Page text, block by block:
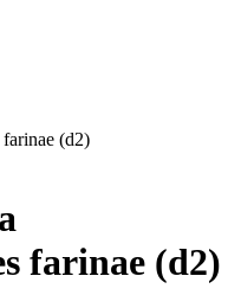
farinae (d2)
farinae (d2)